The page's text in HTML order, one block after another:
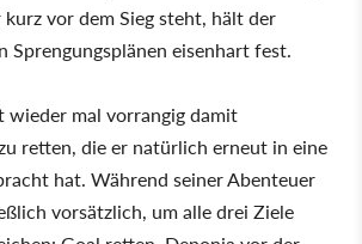
vor dem Sieg steht, hält der
Sprengungsplänen eisenhart fest.
wieder mal vorrangig damit
retten, die er natürlich erneut in eine
hat. Während seiner Abenteuer
vorsätzlich, um alle drei Ziele